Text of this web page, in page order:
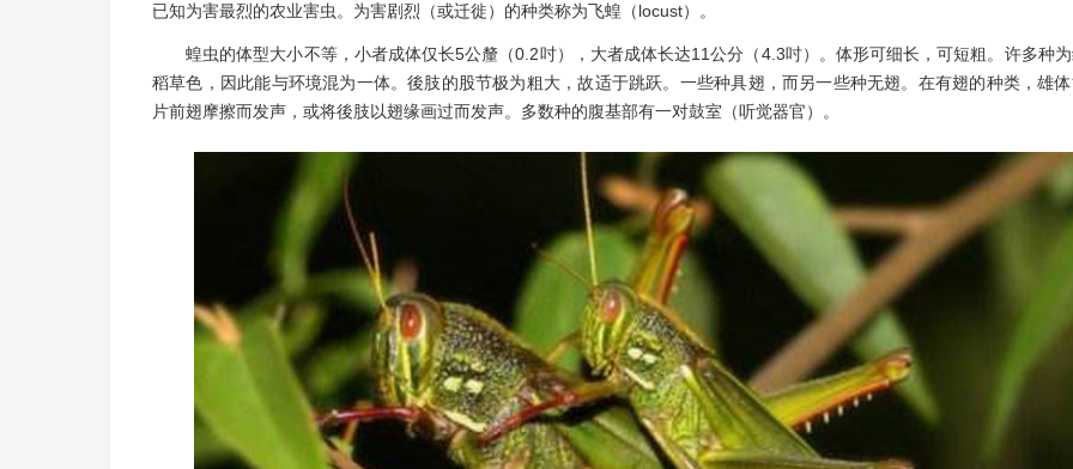
已知为害最烈的农业害虫。为害剧烈（或迁徙）的种类称为飞蝗（locust）。
蝗虫的体型大小不等，小者成体仅长5公釐（0.2吋），大者成体长达11公分（4.3吋）。体形可细长，可短粗。许多种
稻草色，因此能与环境混为一体。後肢的股节极为粗大，故适于跳跃。一些种具翅，而另一些种无翅。在有翅的种类，雄
片前翅摩擦而发声，或将後肢以翅缘画过而发声。多数种的腹基部有一对鼓室（听觉器官）。